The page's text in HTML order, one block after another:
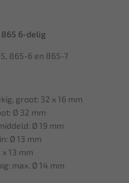
865 6-delig
865-6 en 865-7
groot: 32 x 16 mm
Ø 32 mm
Ø 19 mm
Ø 13 mm
13 mm
max. Ø 14 mm